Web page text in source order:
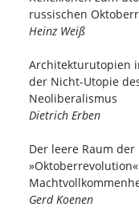
russischen
Heinz Weiß
Architekturutopien
der Nicht-Utopie
Neoliberalismus
Dietrich Erben
Der leere Raum
Gerd Koenen